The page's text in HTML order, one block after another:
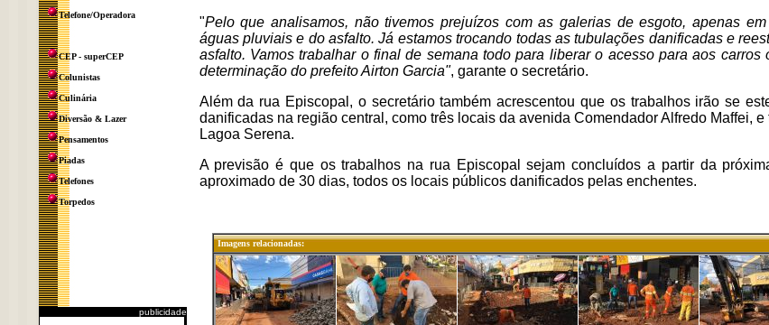
Telefone/Operadora
CEP - superCEP
Colunistas
Culinária
Diversão & Lazer
Pensamentos
Piadas
Telefones
Torpedos
publicidade
"Pelo que analisamos, não tivemos prejuízos com as galerias de esgoto, apenas
águas pluviais e do asfalto. Já estamos trocando todas as tubulações danificadas e
asfalto. Vamos trabalhar o final de semana todo para liberar o acesso para aos carros
determinação do prefeito Airton Garcia", garante o secretário.
Além da rua Episcopal, o secretário também acrescentou que os trabalhos irão se
danificadas na região central, como três locais da avenida Comendador Alfredo Maffei,
Lagoa Serena.
A previsão é que os trabalhos na rua Episcopal sejam concluídos a partir da
aproximado de 30 dias, todos os locais públicos danificados pelas enchentes.
Imagens relacionadas: